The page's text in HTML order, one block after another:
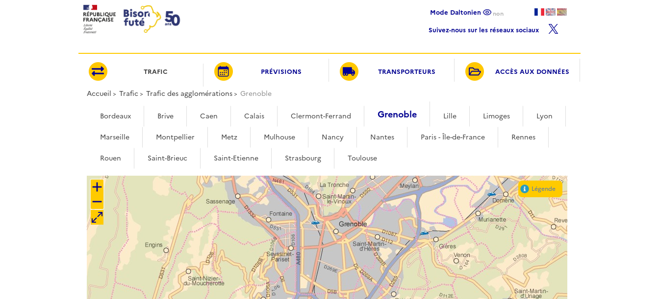
Mode Daltonien non
Suivez-nous sur les réseaux sociaux
TRAFIC PRÉVISIONS TRANSPORTEURS ACCÈS AUX DONNÉES
Accueil Trafic Trafic des agglomérations Grenoble
Bordeaux Brive Caen Calais Clermont-Ferrand Grenoble Lille Limoges Lyon
Marseille Montpellier Metz Mulhouse Nancy Nantes Paris - Île-de-France Rennes
Rouen Saint-Brieuc Saint-Etienne Strasbourg Toulouse
+
−
Légende
Panneau de gestion des cookies